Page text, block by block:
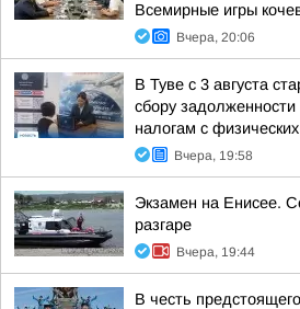
Всемирные игры
Вчера, 20:06
В Туве с 3 августа
сбору
налогам с
Вчера, 19:58
Экзамен на Енисее.
разгаре
Вчера, 19:44
В честь